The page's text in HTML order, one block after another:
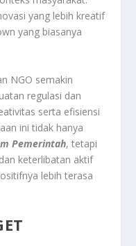
yang lebih kreatif
yang biasanya
NGO semakin
regulasi dan
serta efisiensi
ini tidak hanya
Pemerintah, tetapi
keterlibatan aktif
lebih terasa